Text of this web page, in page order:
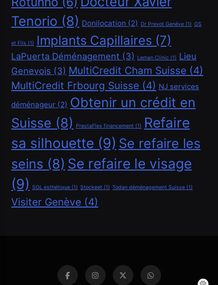
Financement
Demander un crédit de 40000 CHF
Mai 21, 2020
Tenorio (8) Donilocation (2) Dr Prevot Genève (1) GS
et Fils (1) Implants Capillaires (7)
LaPuerta Déménagement (3) Leman Clinic (1) Lieu
Genevois (3) MultiCredit Cham Suisse (4)
MultiCredit Frbourg Suisse (4) NJ services
déménageur (2) Obtenir un crédit en
Suisse (8) PrestaFlex financement (1)
Refaire
sa silhouette (9) Se refaire les
seins (8) Se refaire le visage
(9) SGL esthétique (1) Stockeet (1) Todan déménagement Suisse (1)
Visiter Genève (4)